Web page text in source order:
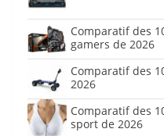
Comparatif des
gamers de 2026
Comparatif des
2026
Comparatif des
sport de 2026